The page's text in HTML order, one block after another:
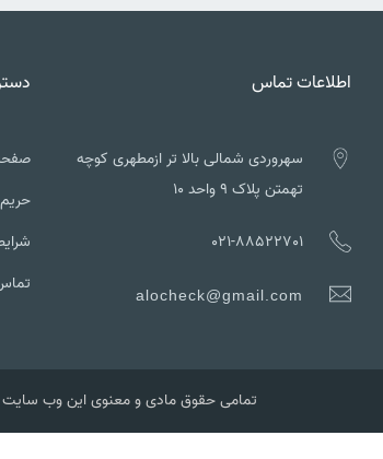
اطلاعات تماس
سهروردی شمالی بالا تر ازمطهری کوچه
تهمتن پلاک ۹ واحد ۱۰
021-88522701
alocheck@gmail.com
تمامی حقوق مادی و معنوی این وب